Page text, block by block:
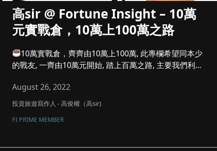
高sir @ Fortune Insight – 10萬
元實戰倉，10萬上100萬之路
10萬實戰倉，齊齊由10萬上100萬, 此專欄希望同本少
的戰友, 一齊由10萬元開始, 踏上百萬之路, 主要我們利潤
August 26, 2022
投資旅遊寫作人 - 高俊權（高sir)
FI PRIME MEMBER